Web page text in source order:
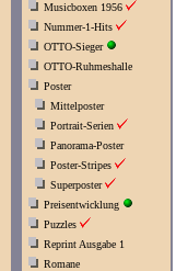
Musicboxen 1956
Nummer-1-Hits
OTTO-Sieger
OTTO-Ruhmeshalle
Poster
Mittelposter
Portrait-Serien
Panorama-Poster
Poster-Stripes
Superposter
Preisentwicklung
Puzzles
Reprint Ausgabe 1
Romane